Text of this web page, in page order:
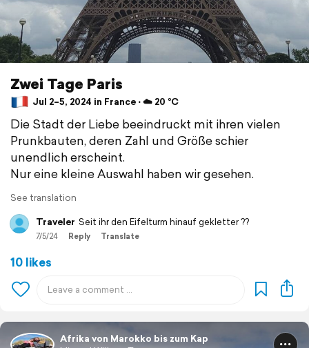
Zwei Tage Paris
Jul 2–5, 2024 in France ⋅ ☁️ 20 °C
Die Stadt der Liebe beeindruckt mit ihren vielen
Prunkbauten, deren Zahl und Größe schier
unendlich erscheint.
Nur eine kleine Auswahl haben wir gesehen.
See translation
Traveler Seit ihr den Eifelturm hinauf gekletter ??
7/5/24 Reply Translate
10 likes
Afrika von Marokko bis zum Kap